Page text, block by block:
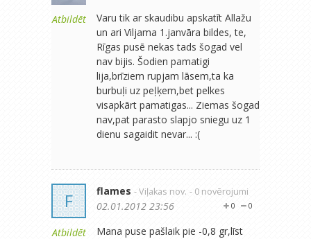
Atbildēt
Varu tik ar skaudibu apskatīt Allažu
un ari Viljama 1.janvāra bildes, te,
Rīgas pusē nekas tads šogad vel
nav bijis. Šodien pamatigi
lija,brīziem rupjam lāsem,ta ka
burbuļi uz peļķem,bet pelkes
visapkārt pamatigas... Ziemas šogad
nav,pat parasto slapjo sniegu uz 1
dienu sagaidit nevar... :(
F
Atbildēt
flames - Viļakas nov. - 0 novērojumi
0
0
02.01.2012 23:56
Mana puse pašlaik pie -0,8 gr,līst